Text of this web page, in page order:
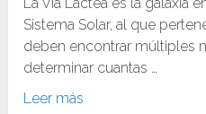
Sistema Solar, al que
deben encontrar múltiples
determinar cuantas …
Leer más